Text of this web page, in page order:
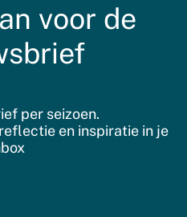
voor de
per seizoen.
en inspiratie in je